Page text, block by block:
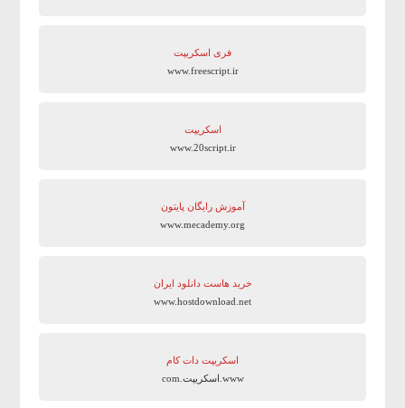
فری اسکریپت
www.freescript.ir
اسکریپت
www.20script.ir
آموزش رایگان پایتون
www.mecademy.org
خرید هاست دانلود ایران
www.hostdownload.net
اسکریپت دات کام
www.اسکریپت.com